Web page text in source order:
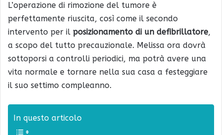
L’operazione di rimozione del tumore è
perfettamente riuscita, così come il secondo
intervento per il posizionamento di un defibrillatore,
a scopo del tutto precauzionale. Melissa ora dovrà
sottoporsi a controlli periodici, ma potrà avere una
vita normale e tornare nella sua casa a festeggiare
il suo settimo compleanno.
In questo articolo